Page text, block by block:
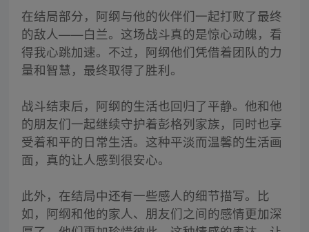
在结局部分，阿纲与他的伙伴们一起打败了最终
的敌人——白兰。这场战斗真的是惊心动魄，看
得我心跳加速。不过，阿纲他们凭借着团队的力
量和智慧，最终取得了胜利。
战斗结束后，阿纲的生活也回归了平静。他和他
的朋友们一起继续守护着彭格列家族，同时也享
受着和平的日常生活。这种平淡而温馨的生活画
面，真的让人感到很安心。
此外，在结局中还有一些感人的细节描写。比
如，阿纲和他的家人、朋友们之间的感情更加深